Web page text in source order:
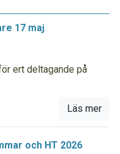
17 maj
ert deltagande på
Läs mer
och HT 2026